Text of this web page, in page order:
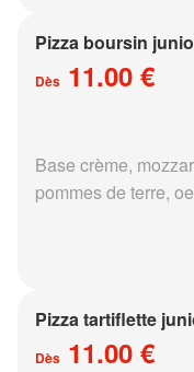
Pizza boursin
Dès 11.00 €
Base crème,
pommes de terre,
Pizza tartiflette
Dès 11.00 €